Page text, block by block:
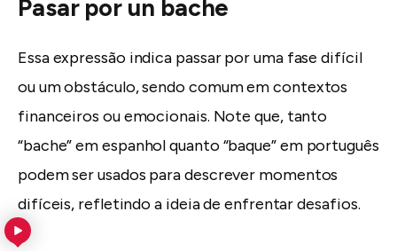
Pasar por un bache
Essa expressão indica passar por uma fase difícil
ou um obstáculo, sendo comum em contextos
financeiros ou emocionais. Note que, tanto
“bache” em espanhol quanto “baque” em português
podem ser usados para descrever momentos
difíceis, refletindo a ideia de enfrentar desafios.